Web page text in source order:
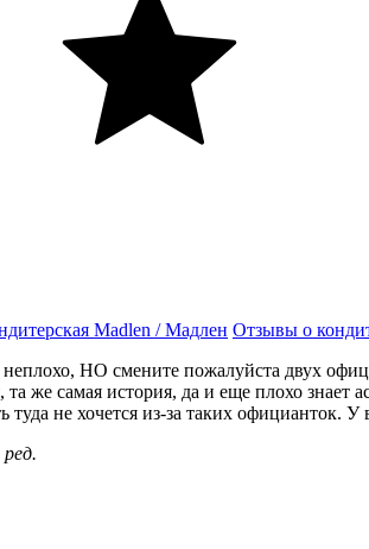
Madlen / Мадлен Отзывы о
неплохо, НО смените пожалуйста двух
та же самая история, да и еще плохо
не хочется из-за таких официанток.